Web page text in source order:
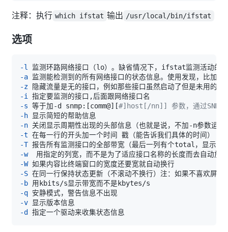
注释：执行 which ifstat 输出 /usr/local/bin/ifstat
选项
-l
-a 监测能检测到的所有网络接口的状态信息。使用发现，比
-z
-i
-s 等于加-d snmp: [comm@] [#]host[/nn]] 参数，通过SNMP
-h
-n
-t
-T
-w
-W
-S
-b
-q
-v
-d